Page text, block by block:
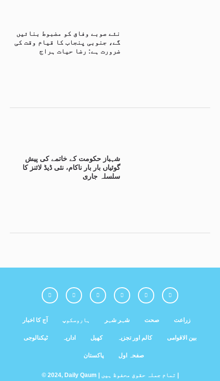
نئے صوبے وفاق کو مضبوط بنائیں
گے، جنوبی پنجاب کا قیام وقت کی
ضرورت ہے: رضا حیات ہراج
شہباز حکومت کے خاتمے کی پیش
گوئیاں بار بار ناکام، نئی ڈیڈ لائنز کا
سلسلہ جاری
آج کا اخبار ہاروسکوپ شہر شہر صحت زراعت
ٹیکنالوجی اداریہ کھیل کالم اور تجزیہ بین الاقوامی
پاکستان صفحہ اول
© 2024, Daily Qaum | تمام جملہ حقوق محفوظ ہیں |